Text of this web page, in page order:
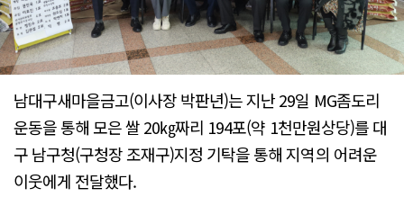
남대구새마을금고(이사장 박판년)는 지난 29일 MG좀도리
운동을 통해 모은 쌀 20㎏짜리 194포(약 1천만원상당)를 대
구 남구청(구청장 조재구)지정 기탁을 통해 지역의 어려운
이웃에게 전달했다.